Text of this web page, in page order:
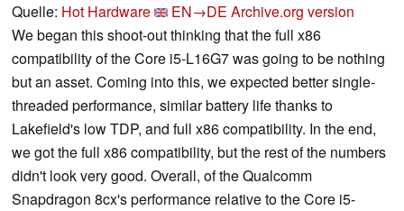
Quelle: Hot Hardware EN→DE Archive.org version
We began this shoot-out thinking that the full x86
compatibility of the Core i5-L16G7 was going to be nothing
but an asset. Coming into this, we expected better single-
threaded performance, similar battery life thanks to
Lakefield's low TDP, and full x86 compatibility. In the end,
we got the full x86 compatibility, but the rest of the numbers
didn't look very good. Overall, of the Qualcomm
Snapdragon 8cx's performance relative to the Core i5-